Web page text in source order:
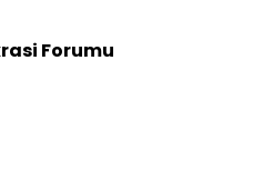
Forumu